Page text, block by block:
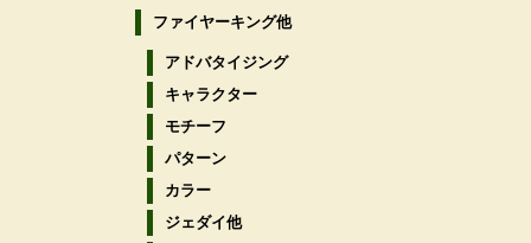
ファイヤーキング他
アドバタイジング
キャラクター
モチーフ
パターン
カラー
ジェダイ他